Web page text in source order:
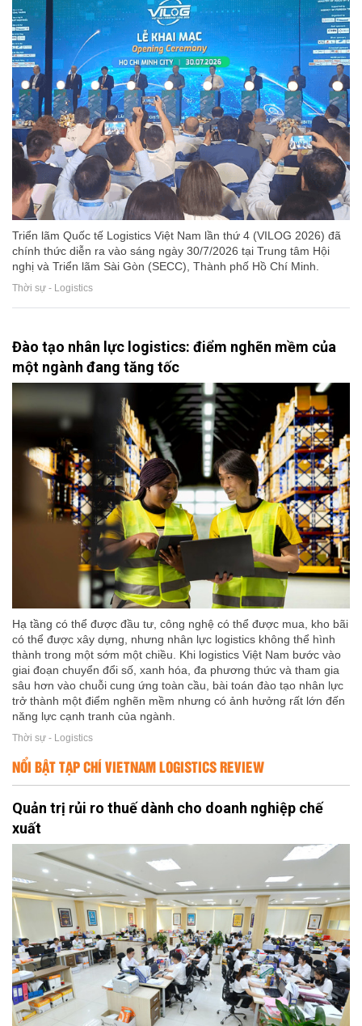
Triển lãm Quốc tế Logistics Việt Nam lần thứ 4 (VILOG 2026) đã
chính thức diễn ra vào sáng ngày 30/7/2026 tại Trung tâm Hội
nghị và Triển lãm Sài Gòn (SECC), Thành phố Hồ Chí Minh.
Thời sự - Logistics
Đào tạo nhân lực logistics: điểm nghẽn mềm của
một ngành đang tăng tốc
Hạ tầng có thể được đầu tư, công nghệ có thể được mua, kho bãi
có thể được xây dựng, nhưng nhân lực logistics không thể hình
thành trong một sớm một chiều. Khi logistics Việt Nam bước vào
giai đoạn chuyển đổi số, xanh hóa, đa phương thức và tham gia
sâu hơn vào chuỗi cung ứng toàn cầu, bài toán đào tạo nhân lực
trở thành một điểm nghẽn mềm nhưng có ảnh hưởng rất lớn đến
năng lực cạnh tranh của ngành.
Thời sự - Logistics
NỔI BẬT TẠP CHÍ VIETNAM LOGISTICS REVIEW
Quản trị rủi ro thuế dành cho doanh nghiệp chế
xuất